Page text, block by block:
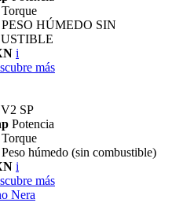
Torque
PESO HÚMEDO SIN
i
más
SP
Potencia
Torque
Peso húmedo (sin combustible)
i
más
Nera